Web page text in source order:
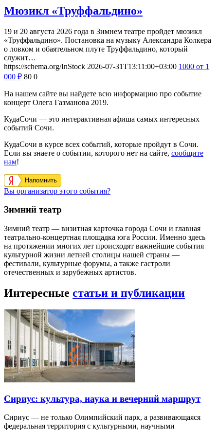
Мюзикл «Труффальдино»
19 и 20 августа 2026 года в Зимнем театре пройдет мюзикл
«Труффальдино». Постановка на музыку Александра Колкера
о ловком и обаятельном плуте Труффальдино, который
служит…
https://schema.org/InStock 2026-07-31T13:11:00+03:00 1000 от 1
000 ₽ 80 0
На нашем сайте вы найдете всю информацию про событие
концерт Олега Газманова 2019.
КудаСочи — это интерактивная афиша самых интересных
событий Сочи.
КудаСочи в курсе всех событий, которые пройдут в Сочи.
Если вы знаете о событии, которого нет на сайте, сообщите
нам!
Напомнить
Вы организатор этого события?
Зимний театр
Зимний театр — визитная карточка города Сочи и главная
театрально-концертная площадка юга России. Именно здесь
на протяжении многих лет происходят важнейшие события
культурной жизни летней столицы нашей страны —
фестивали, культурные форумы, а также гастроли
отечественных и зарубежных артистов.
Интересные статьи и публикации
Сириус: культура, наука и вечерний маршрут
Сириус — не только Олимпийский парк, а развивающаяся
федеральная территория с культурными, научными